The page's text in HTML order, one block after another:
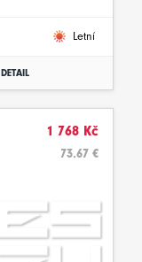
Letní
DETAIL
1 768 Kč
73.67 €